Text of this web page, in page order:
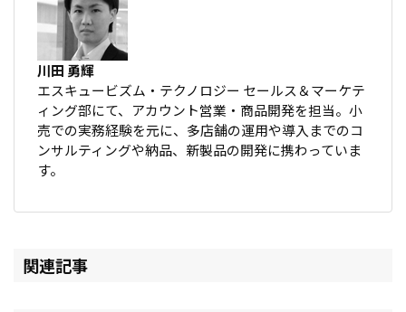
川田 勇輝
エスキュービズム・テクノロジー セールス＆マーケテ
ィング部にて、アカウント営業・商品開発を担当。小
売での実務経験を元に、多店舗の運用や導入までのコ
ンサルティングや納品、新製品の開発に携わっていま
す。
関連記事